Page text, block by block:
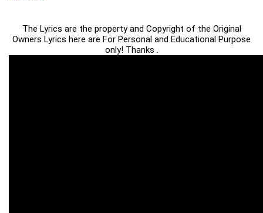
The Lyrics are the property and Copyright of the Original
Owners Lyrics here are For Personal and Educational Purpose
only! Thanks .